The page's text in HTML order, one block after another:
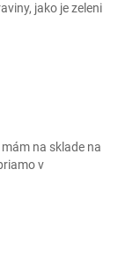
jako je zeleni
na sklade na
v